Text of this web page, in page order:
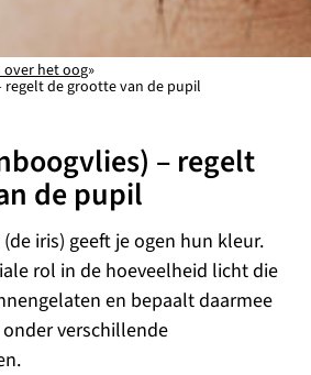
over het oog»
regelt de grootte van de pupil
– regelt
de pupil
iris) geeft je ogen hun kleur.
rol in de hoeveelheid licht die
en bepaalt daarmee
verschillende